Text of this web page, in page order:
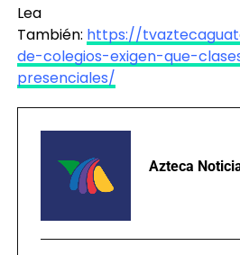
Lea
También: https://
de-colegios-exigen-que-
presenciales/
Azteca